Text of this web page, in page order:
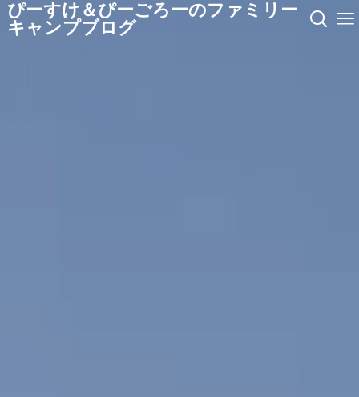
ぴーすけ＆ぴーごろーのファミリー
キャンプブログ